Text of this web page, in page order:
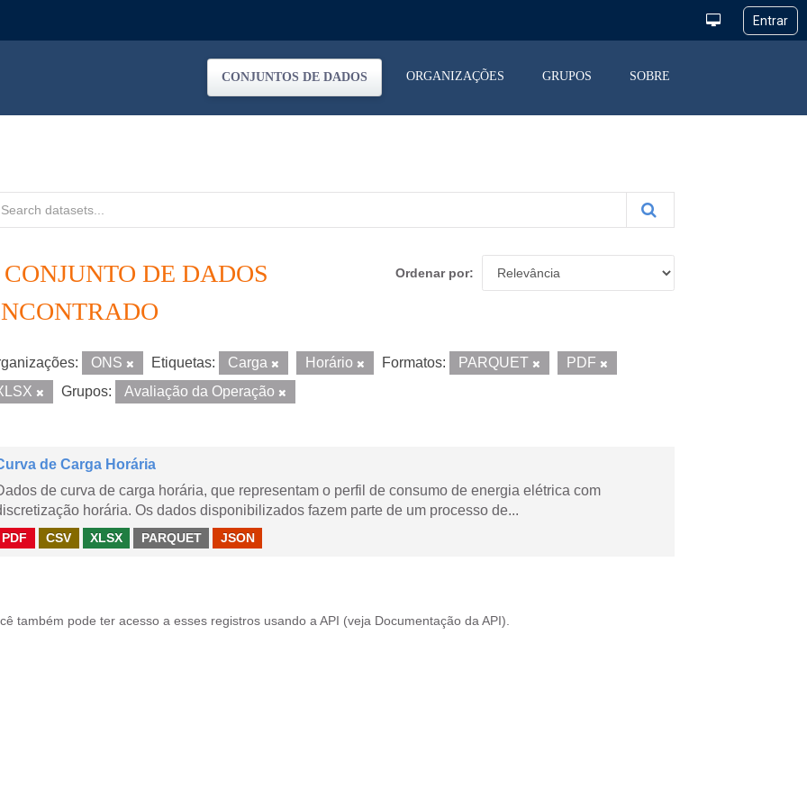
CONJUNTOS DE DADOS ORGANIZAÇÕES GRUPOS SOBRE
Ordenar por
CONJUNTO DE DADOS
ONS Etiquetas: Carga Horário Formatos: PARQUET
PDF
Grupos: Avaliação da Operação
de Carga Horária
de curva de carga horária, que representam o perfil de consumo de energia elétrica com
horária. Os dados disponibilizados fazem parte de um processo de...
PDF CSV XLSX PARQUET JSON
também pode ter acesso a esses registros usando a API (veja Documentação da API ).